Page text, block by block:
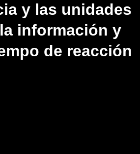
y las unidades
información y
de reacción